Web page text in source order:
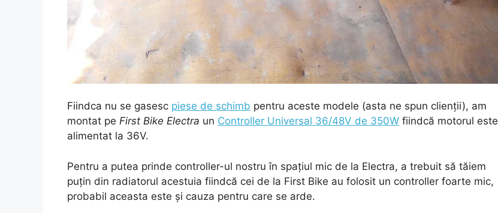
Fiindca nu se gasesc piese de schimb pentru aceste modele (asta ne spun clienții), am
montat pe First Bike Electra un Controller Universal 36/48V de 350W fiindcă motorul este
alimentat la 36V.
Pentru a putea prinde controller-ul nostru în spațiul mic de la Electra, a trebuit să tăiem
puțin din radiatorul acestuia fiindcă cei de la First Bike au folosit un controller foarte mic,
probabil aceasta este și cauza pentru care se arde.